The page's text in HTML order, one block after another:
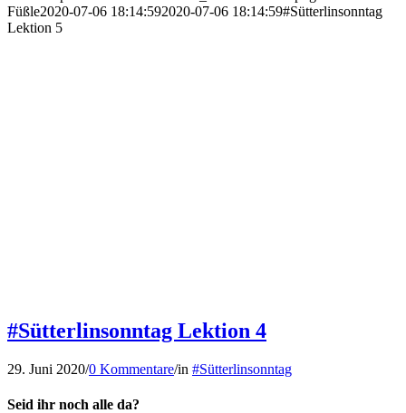
Füßle2020-07-06 18:14:592020-07-06 18:14:59#Sütterlinsonntag
Lektion 5
#Sütterlinsonntag Lektion 4
29. Juni 2020/0 Kommentare/in #Sütterlinsonntag
Seid ihr noch alle da?